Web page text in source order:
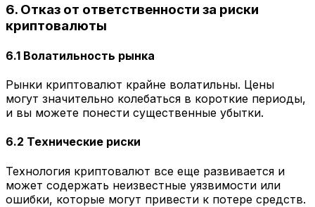
6. Отказ от ответственности за риски
криптовалюты
6.1 Волатильность рынка
Рынки криптовалют крайне волатильны. Цены
могут значительно колебаться в короткие периоды,
и вы можете понести существенные убытки.
6.2 Технические риски
Технология криптовалют все еще развивается и
может содержать неизвестные уязвимости или
ошибки, которые могут привести к потере средств.